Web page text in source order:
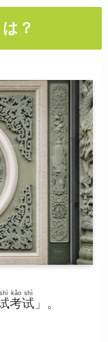
？
shì
考
kǎo
试
shì
」。